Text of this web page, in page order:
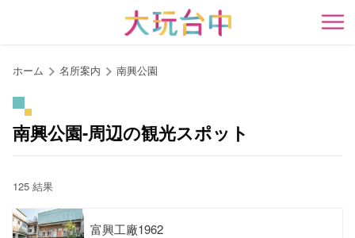
開
ホーム 名所案内 南興公園
南興公園-周辺の観光スポット
125 結果
富興工廠1962